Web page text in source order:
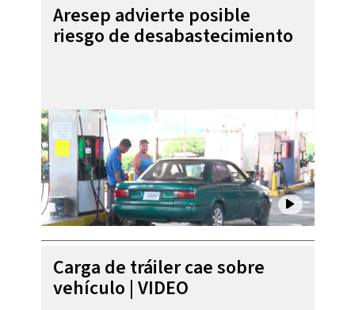
Aresep advierte posible
riesgo de desabastecimiento
Carga de tráiler cae sobre
vehículo | VIDEO